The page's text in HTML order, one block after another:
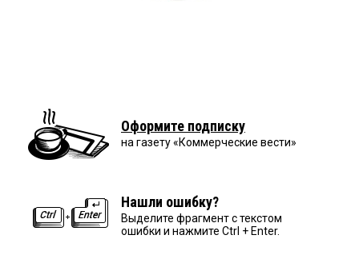
Оформите подписку
на газету «Коммерческие вести»
Нашли ошибку?
Выделите фрагмент с текстом
ошибки и нажмите Ctrl + Enter.